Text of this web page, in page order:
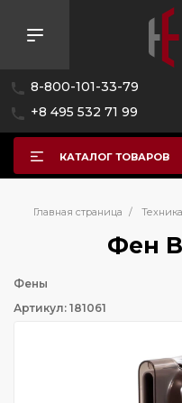
8-800-101-33-79
+8 495 532 71 99
КАТАЛОГ ТОВАРОВ
Главная страница /
Фен
Фены
Артикул: 181061